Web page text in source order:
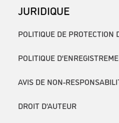
JURIDIQUE
POLITIQUE DE PROTECTION
POLITIQUE
AVIS DE NON-
DROIT D’AUTEUR